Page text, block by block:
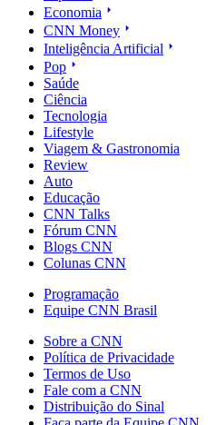
Economia
CNN Money
Inteligência Artificial
Pop
Saúde
Ciência
Tecnologia
Lifestyle
Viagem & Gastronomia
Review
Auto
Educação
CNN Talks
Fórum CNN
Blogs CNN
Colunas CNN
Programação
Equipe CNN Brasil
Sobre a CNN
Política de Privacidade
Termos de Uso
Fale com a CNN
Distribuição do Sinal